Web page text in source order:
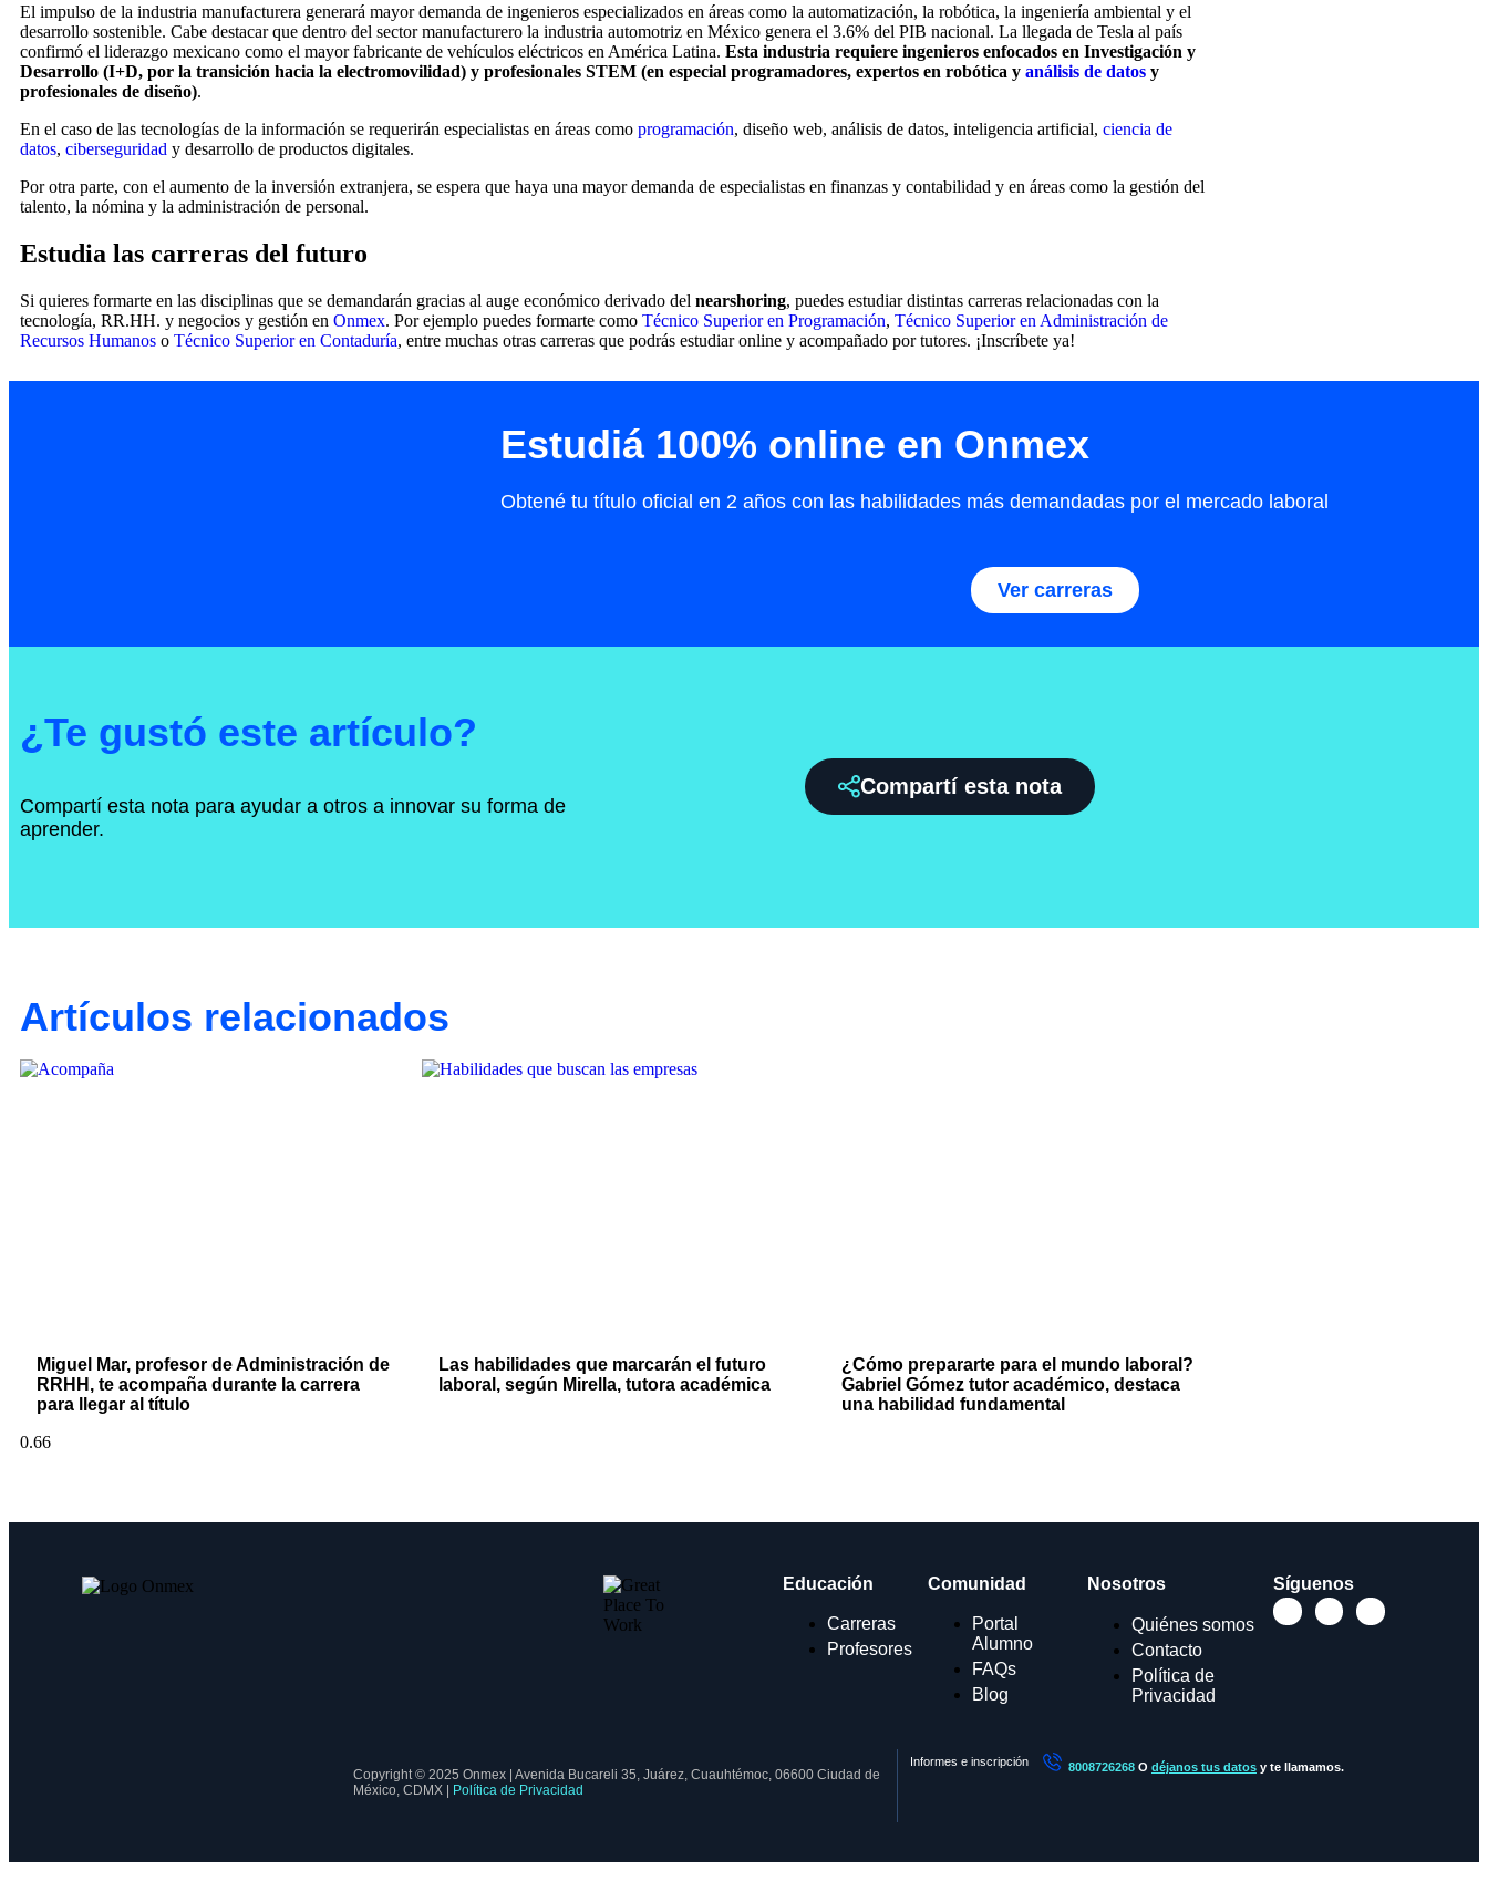
El impulso de la industria manufacturera generará mayor demanda de ingenieros especializados en áreas como la automatización, la robótica, la ingeniería ambiental y el
desarrollo sostenible. Cabe destacar que dentro del sector manufacturero la industria automotriz en México genera el 3.6% del PIB nacional. La llegada de Tesla al país
confirmó el liderazgo mexicano como el mayor fabricante de vehículos eléctricos en América Latina. Esta industria requiere ingenieros enfocados en Investigación y
Desarrollo (I+D, por la transición hacia la electromovilidad) y profesionales STEM (en especial programadores, expertos en robótica y análisis de datos y
profesionales de diseño).
En el caso de las tecnologías de la información se requerirán especialistas en áreas como programación, diseño web, análisis de datos, inteligencia artificial, ciencia de
datos, ciberseguridad y desarrollo de productos digitales.
Por otra parte, con el aumento de la inversión extranjera, se espera que haya una mayor demanda de especialistas en finanzas y contabilidad y en áreas como la gestión del
talento, la nómina y la administración de personal.
Estudia las carreras del futuro
Si quieres formarte en las disciplinas que se demandarán gracias al auge económico derivado del nearshoring, puedes estudiar distintas carreras relacionadas con la
tecnología, RR.HH. y negocios y gestión en Onmex. Por ejemplo puedes formarte como Técnico Superior en Programación, Técnico Superior en Administración de
Recursos Humanos o Técnico Superior en Contaduría, entre muchas otras carreras que podrás estudiar online y acompañado por tutores. ¡Inscríbete ya!
Estudiá 100% online en Onmex
Obtené tu título oficial en 2 años con las habilidades más demandadas por el mercado laboral
Ver carreras
¿Te gustó este artículo?
Compartí esta nota para ayudar a otros a innovar su forma de
aprender.
Compartí esta nota
Artículos relacionados
Miguel Mar, profesor de Administración de
RRHH, te acompaña durante la carrera
para llegar al título
Las habilidades que marcarán el futuro
laboral, según Mirella, tutora académica
¿Cómo prepararte para el mundo laboral?
Gabriel Gómez tutor académico, destaca
una habilidad fundamental
Educación
Carreras
Profesores
Comunidad
Portal
Alumno
FAQs
Blog
Nosotros
Quiénes somos
Contacto
Política de
Privacidad
Síguenos
Copyright © 2025 Onmex | Avenida Bucareli 35, Juárez, Cuauhtémoc, 06600 Ciudad de
México, CDMX | Política de Privacidad
Informes e inscripción 8008726268 O déjanos tus datosy te llamamos.